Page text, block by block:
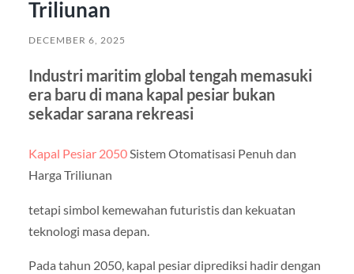
Triliunan
DECEMBER 6, 2025
Industri maritim global tengah memasuki
era baru di mana kapal pesiar bukan
sekadar sarana rekreasi
Kapal Pesiar 2050Sistem Otomatisasi Penuh dan
Harga Triliunan
tetapi simbol kemewahan futuristis dan kekuatan
teknologi masa depan.
Pada tahun 2050, kapal pesiar diprediksi hadir dengan